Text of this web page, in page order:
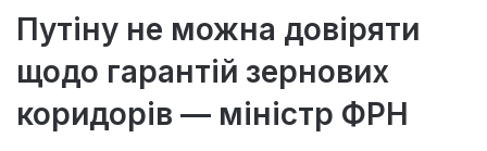
Путіну не можна довіряти
щодо гарантій зернових
коридорів — міністр ФРН